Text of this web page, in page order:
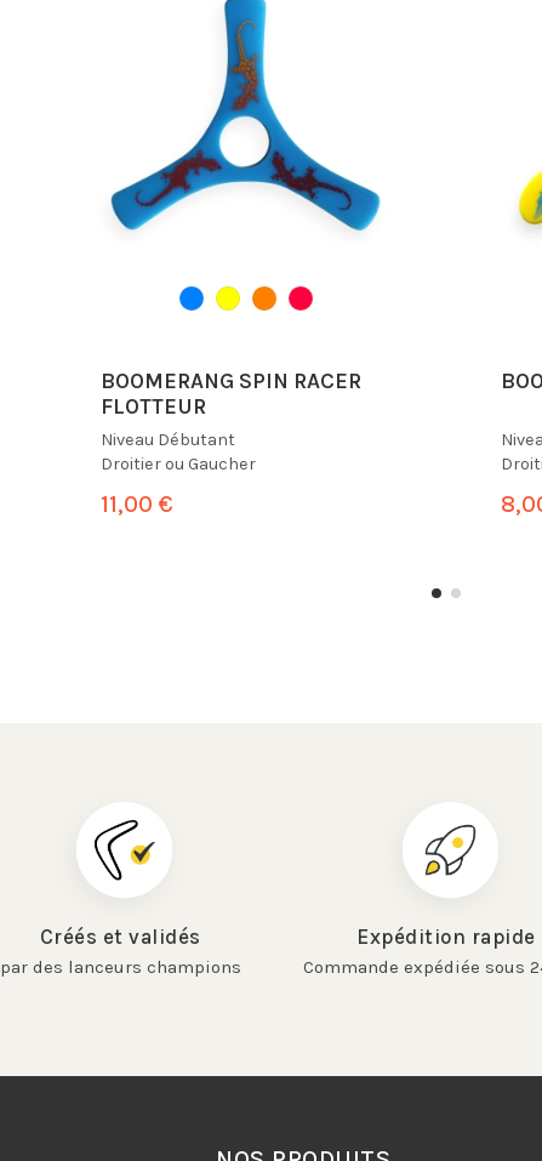
BOOMERANG SPIN RACER
FLOTTEUR
Niveau Débutant
Droitier ou Gaucher
11,00 €
Créés et validés
par des lanceurs champions
Expédition rapide
Commande expédiée sous